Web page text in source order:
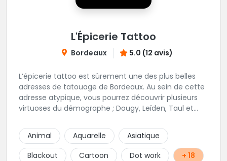
L'Épicerie Tattoo
Bordeaux 5.0 (12 avis)
L’épicerie tattoo est sûrement une des plus belles
adresses de tatouage de Bordeaux. Au sein de cette
adresse atypique, vous pourrez découvrir plusieurs
virtuoses du démographe ; Dougy, Leïden, Taul et
enfant et sympathique, vous pourrez demander
conseil pour votre tattoo. N'hésitez plus une seconde
pour rencontrer cette belle équipe !
Animal Aquarelle
Asiatique
Blackout
Cartoon Dot work + 18